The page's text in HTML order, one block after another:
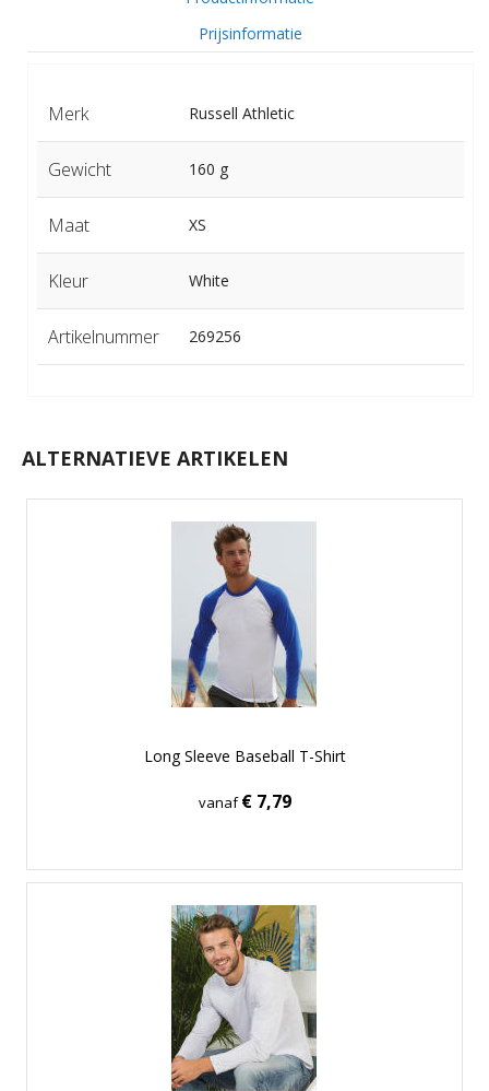
Prijsinformatie
Merk Russell Athletic
Gewicht 160 g
Maat XS
Kleur White
Artikelnummer 269256
ALTERNATIEVE ARTIKELEN
Long Sleeve Baseball T-Shirt
vanaf€ 7,79